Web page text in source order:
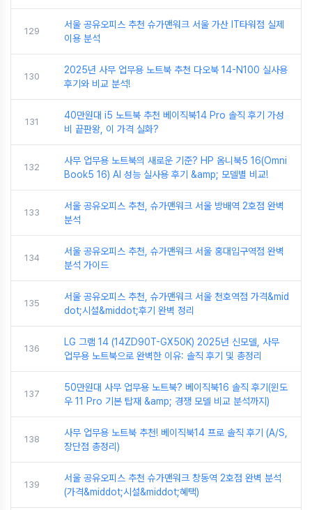
129
서울 공유오피스 추천 슈가맨워크 서울 가산 IT타워점 실제
이용 분석
130
2025년 사무 업무용 노트북 추천 다오북 14-N100 실사용
후기와 비교 분석!
131
40만원대 i5 노트북 추천 베이직북14 Pro 솔직 후기 가성
비 끝판왕, 이 가격 실화?
132
사무 업무용 노트북의 새로운 기준? HP 옴니북5 16(Omni
Book5 16) AI 성능 실사용 후기 &amp; 모델별 비교!
133
서울 공유오피스 추천, 슈가맨워크 서울 방배역 2호점 완벽
분석
134
서울 공유오피스 추천, 슈가맨워크 서울 홍대입구역점 완벽
분석 가이드
135
서울 공유오피스 추천, 슈가맨워크 서울 천호역점 가격&mid
dot;시설&middot;후기 완벽 정리
136
LG 그램 14 (14ZD90T-GX50K) 2025년 신모델, 사무
업무용 노트북으로 완벽한 이유: 솔직 후기 및 총정리
137
50만원대 사무 업무용 노트북? 베이직북16 솔직 후기(윈도
우 11 Pro 기본 탑재 &amp; 경쟁 모델 비교 분석까지)
138
사무 업무용 노트북 추천! 베이직북14 프로 솔직 후기 (A/S,
장단점 총정리)
139
서울 공유오피스 추천 슈가맨워크 창동역 2호점 완벽 분석
(가격&middot;시설&middot;혜택)